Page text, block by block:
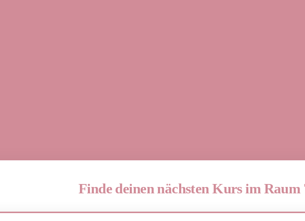
Finde deinen nächsten Kurs im Raum